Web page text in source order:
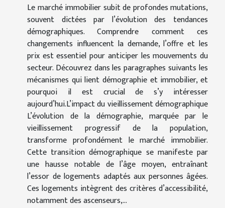
Le marché immobilier subit de profondes mutations,
souvent dictées par l’évolution des tendances
démographiques. Comprendre comment ces
changements influencent la demande, l’offre et les
prix est essentiel pour anticiper les mouvements du
secteur. Découvrez dans les paragraphes suivants les
mécanismes qui lient démographie et immobilier, et
pourquoi il est crucial de s’y intéresser
aujourd’hui.L’impact du vieillissement démographique
L’évolution de la démographie, marquée par le
vieillissement progressif de la population,
transforme profondément le marché immobilier.
Cette transition démographique se manifeste par
une hausse notable de l’âge moyen, entraînant
l’essor de logements adaptés aux personnes âgées.
Ces logements intègrent des critères d’accessibilité,
notamment des ascenseurs,...